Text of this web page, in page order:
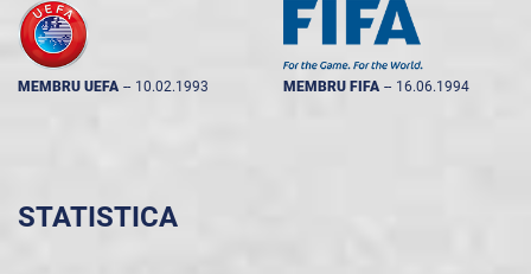
MEMBRU UEFA -- 10.02.1993 MEMBRU FIFA -- 16.06.1994
STATISTICA